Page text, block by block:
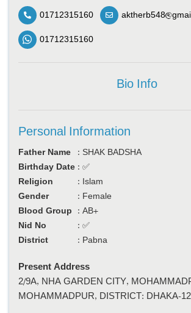
01712315160
01712315160
Bio Info
Personal Information
Father Name : SHAK BADSHA
Birthday Date : ✅
Religion
: Islam
Gender
: Female
Blood Group
: AB+
Nid No
: ✅
District
: Pabna
Present Address
2/9A, NHA GARDEN CITY,
MOHAMMADPUR, DISTRICT: DHAKA-